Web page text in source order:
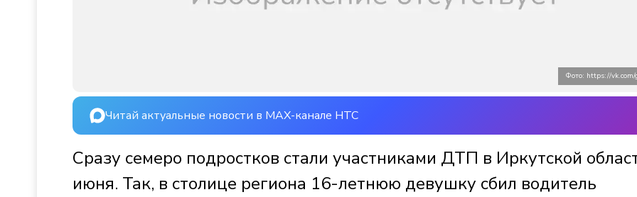
Фото: https://
Читай актуальные новости в MAX-канале НТС
Сразу семеро подростков стали участниками ДТП в Иркутской
июня. Так, в столице региона 16-летнюю девушку сбил водитель